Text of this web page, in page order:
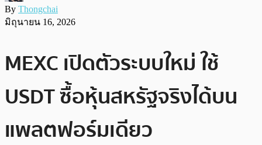
By Thongchai
มิถุนายน 16, 2026
MEXC เปิดตัวระบบใหม่ ใช้
USDT ซื้อหุ้นสหรัฐจริงได้บน
แพลตฟอร์มเดียว